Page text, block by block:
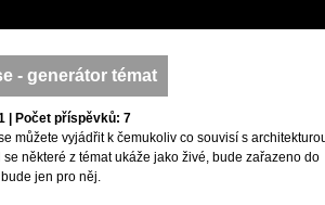
- generátor témat
| Počet příspěvků: 7
můžete vyjádřit k čemukoliv co souvisí s
některé z témat ukáže jako živé, bude zařazeno do
jen pro něj.